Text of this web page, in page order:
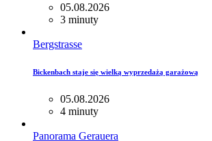
05.08.2026
3 minuty
Bergstrasse
Bickenbach staje się wielką wyprzedażą garażową
05.08.2026
4 minuty
Panorama Gerauera